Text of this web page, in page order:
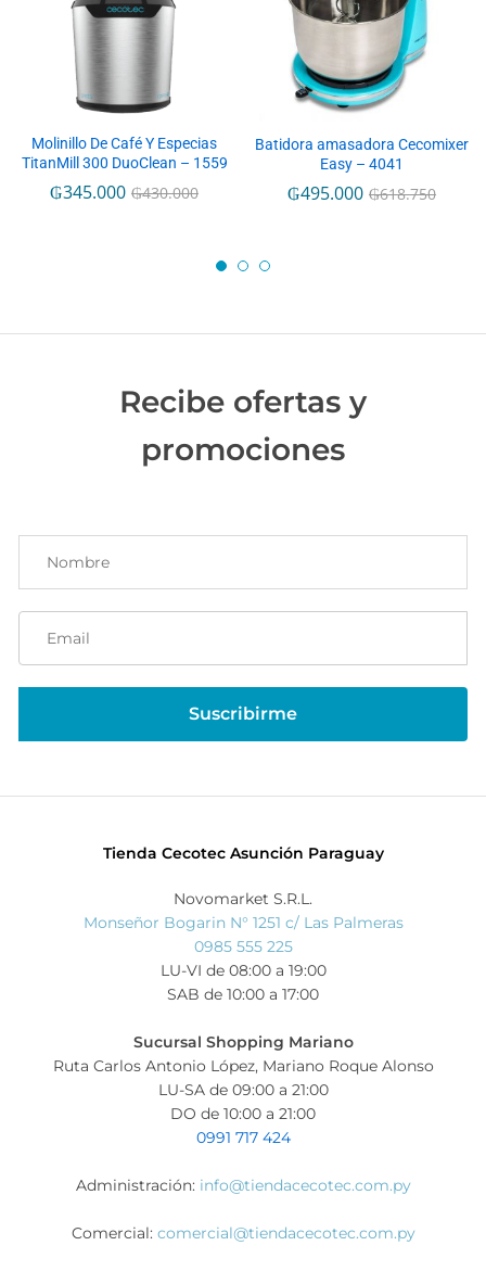
Molinillo De Café Y Especias
TitanMill 300 DuoClean – 1559
₲345.000 ₲430.000
Batidora amasadora Cecomixer
Easy – 4041
₲495.000 ₲618.750
Recibe ofertas y
promociones
Tienda Cecotec Asunción Paraguay
Novomarket S.R.L.
Monseñor Bogarin N° 1251 c/ Las Palmeras
0985 555 225
LU-VI de 08:00 a 19:00
SAB de 10:00 a 17:00
Sucursal Shopping Mariano
Ruta Carlos Antonio López, Mariano Roque Alonso
LU-SA de 09:00 a 21:00
DO de 10:00 a 21:00
0991 717 424
Administración: info@tiendacecotec.com.py
Comercial: comercial@tiendacecotec.com.py